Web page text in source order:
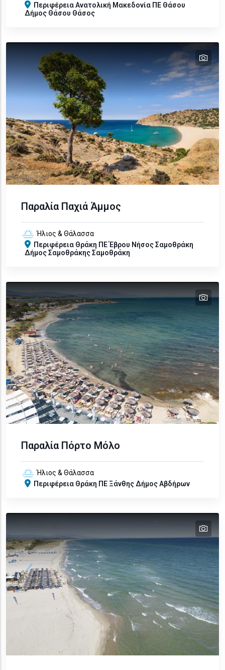
ΠεριφέρειαΑνατολική Μακεδονία ΠΕ Θάσου
Δήμος Θάσου Θάσος
text
Παραλία Παχιά Άμμος
Ήλιος & Θάλασσα
Περιφέρεια Θράκη ΠΕ Έβρου Νήσος Σαμοθράκη
Δήμος ΣαμοθράκηςΣαμοθράκη
text
text
Παραλία Πόρτο Μόλο
Ήλιος & Θάλασσα
Περιφέρεια Θράκη ΠΕ ΞάνθηςΔήμος Αβδήρων
text